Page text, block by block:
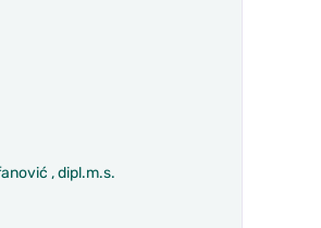
, dipl.m.s.